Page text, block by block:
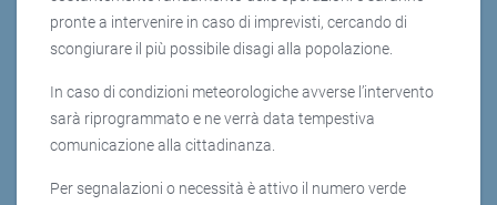
pronte a intervenire in caso di imprevisti, cercando di
scongiurare il più possibile disagi alla popolazione.
In caso di condizioni meteorologiche avverse l’intervento
sarà riprogrammato e ne verrà data tempestiva
comunicazione alla cittadinanza.
Per segnalazioni o necessità è attivo il numero verde